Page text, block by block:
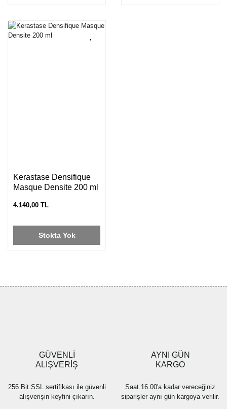
Kerastase Densifique
Masque Densite 200 ml
4.140,00 TL
Stokta Yok
GÜVENLİ
ALIŞVERİŞ
256 Bit SSL sertifikası ile güvenli
alışverişin keyfini çıkarın.
AYNI GÜN
KARGO
Saat 16.00'a kadar vereceğiniz
siparişler aynı gün kargoya verilir.